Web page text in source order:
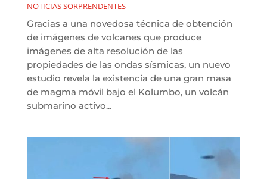
NOTICIAS SORPRENDENTES
Gracias a una novedosa técnica de obtención
de imágenes de volcanes que produce
imágenes de alta resolución de las
propiedades de las ondas sísmicas, un nuevo
estudio revela la existencia de una gran masa
de magma móvil bajo el Kolumbo, un volcán
submarino activo...